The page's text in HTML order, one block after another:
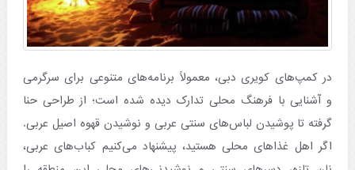
در کمپ‌های کویری دبی، معمولاً برنامه‌های متنوعی برای سرگرمی
و آشنایی با فرهنگ محلی تدارک دیده شده است؛ از طراحی حنا
گرفته تا پوشیدن لباس‌های سنتی عربی و نوشیدن قهوه اصیل عربی.
اگر اهل غذاهای محلی هستید، پیشنهاد می‌کنیم کباب‌های عربی،